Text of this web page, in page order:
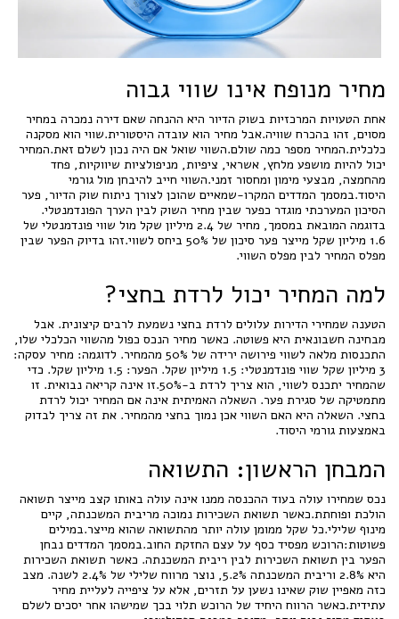
מחיר מנופח אינו שווי גבוה
אחת הטעויות המרכזיות בשוק הדיור היא ההנחה שאם דירה נמכרה במחיר
מסוים, זהו בהכרח שוויה.אבל מחיר הוא עובדה היסטורית.שווי הוא מסקנה
כלכלית.המחיר מספר כמה שולם.השווי שואל אם היה נכון לשלם זאת.המחיר
יכול להיות מושפע מלחץ, אשראי, ציפיות, מניפולציות שיווקיות, פחד
מהחמצה, מבצעי מימון ומחסור זמני.השווי חייב להיבחן מול גורמי
היסוד.במסמך המדדים המקרו-שמאיים שהוכן לצורך ניתוח שוק הדיור, פער
הסיכון המערכתי מוגדר כפער שבין מחיר השוק לבין הערך הפונדמנטלי.
בדוגמה המובאת במסמך, מחיר של 2.4 מיליון שקל מול שווי פונדמנטלי של
1.6 מיליון שקל מייצר פער סיכון של 50% ביחס לשווי.זהו בדיוק הפער שבין
מפלס המחיר לבין מפלס השווי.
למה המחיר יכול לרדת בחצי?
הטענה שמחירי הדירות עלולים לרדת בחצי נשמעת לרבים קיצונית. אבל
מבחינה חשבונאית היא פשוטה. כאשר מחיר הנכס כפול מהשווי הכלכלי שלו,
התכנסות מלאה לשווי פירושה ירידה של 50% מהמחיר. לדוגמה: מחיר עסקה:
3 מיליון שקל שווי פונדמנטלי: 1.5 מיליון שקל. הפער: 1.5 מיליון שקל. כדי
שהמחיר יתכנס לשווי, הוא צריך לרדת ב-50%.זו אינה קריאה נבואית. זו
מתמטיקה של סגירת פער. השאלה האמיתית אינה אם המחיר יכול לרדת
בחצי. השאלה היא האם השווי אכן נמוך בחצי מהמחיר. את זה צריך לבדוק
באמצעות גורמי היסוד.
המבחן הראשון: התשואה
נכס שמחירו עולה בעוד ההכנסה ממנו אינה עולה באותו קצב מייצר תשואה
הולכת ופוחתת.כאשר תשואת השכירות נמוכה מריבית המשכנתה, קיים
מינוף שלילי.כל שקל ממומן עולה יותר מהתשואה שהוא מייצר.במילים
פשוטות:הרוכש מפסיד כסף על עצם החזקת החוב.במסמך המדדים נבחן
הפער בין תשואת השכירות לבין ריבית המשכנתה. כאשר תשואת השכירות
היא 2.8% וריבית המשכנתה 5.2%, נוצר מרווח שלילי של 2.4% לשנה. מצב
כזה מאפיין שוק שאינו נשען על תזרים, אלא על ציפייה לעליית מחיר
עתידית.כאשר הרווח היחיד של הרוכש תלוי בכך שמישהו אחר יסכים לשלם